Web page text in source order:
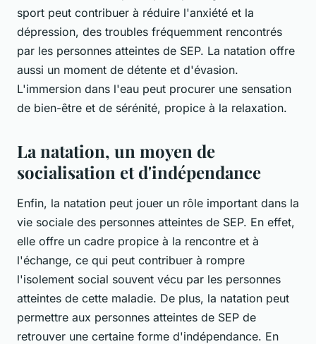
sport peut contribuer à réduire l'anxiété et la
dépression, des troubles fréquemment rencontrés
par les personnes atteintes de SEP. La natation offre
aussi un moment de détente et d'évasion.
L'immersion dans l'eau peut procurer une sensation
de bien-être et de sérénité, propice à la relaxation.
La natation, un moyen de
socialisation et d'indépendance
Enfin, la natation peut jouer un rôle important dans la
vie sociale des personnes atteintes de SEP. En effet,
elle offre un cadre propice à la rencontre et à
l'échange, ce qui peut contribuer à rompre
l'isolement social souvent vécu par les personnes
atteintes de cette maladie. De plus, la natation peut
permettre aux personnes atteintes de SEP de
retrouver une certaine forme d'indépendance. En